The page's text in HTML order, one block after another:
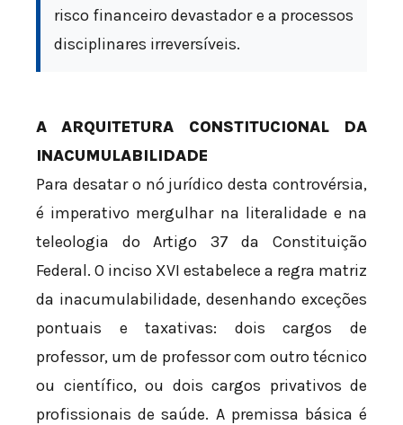
risco financeiro devastador e a processos
disciplinares irreversíveis.
A ARQUITETURA CONSTITUCIONAL DA
INACUMULABILIDADE
Para desatar o nó jurídico desta controvérsia,
é imperativo mergulhar na literalidade e na
teleologia do Artigo 37 da Constituição
Federal. O inciso XVI estabelece a regra matriz
da inacumulabilidade, desenhando exceções
pontuais e taxativas: dois cargos de
professor, um de professor com outro técnico
ou científico, ou dois cargos privativos de
profissionais de saúde. A premissa básica é